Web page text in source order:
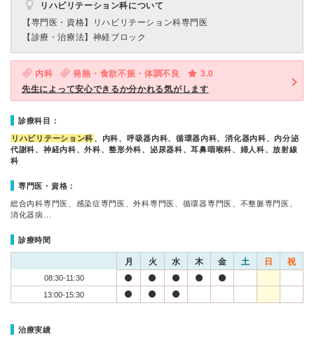
リハビリテーション科について
【専門医・資格】
リハビリテーション科専門医
【診療・治療法】 神経ブロック
内科 発熱・食欲不振・体調不良
3.0
先生によって安心できるか分かれる気がします
診療科目：
リハビリテーション科 、内科、呼吸器内科、循環器内科、消化器内科、内分泌
代謝科、神経内科、外科、整形外科、泌尿器科、耳鼻咽喉科、婦人科、放射線
科
専門医・資格：
総合内科専門医、感染症専門医、外科専門医、循環器専門医、不整脈専門医、
消化器病…
診療時間
月 火 水 木 金 土 日 祝
08:30-11:30
13:00-15:30
治療実績